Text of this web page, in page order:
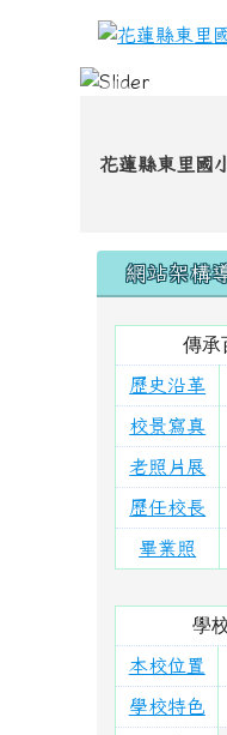
花蓮縣東
花蓮縣東里國
左邊區
網站架構
傳承
歷史沿革
校景寫真
老照片展
歷任校長
畢業照
學
本校位置
學校特色
頁尾區域